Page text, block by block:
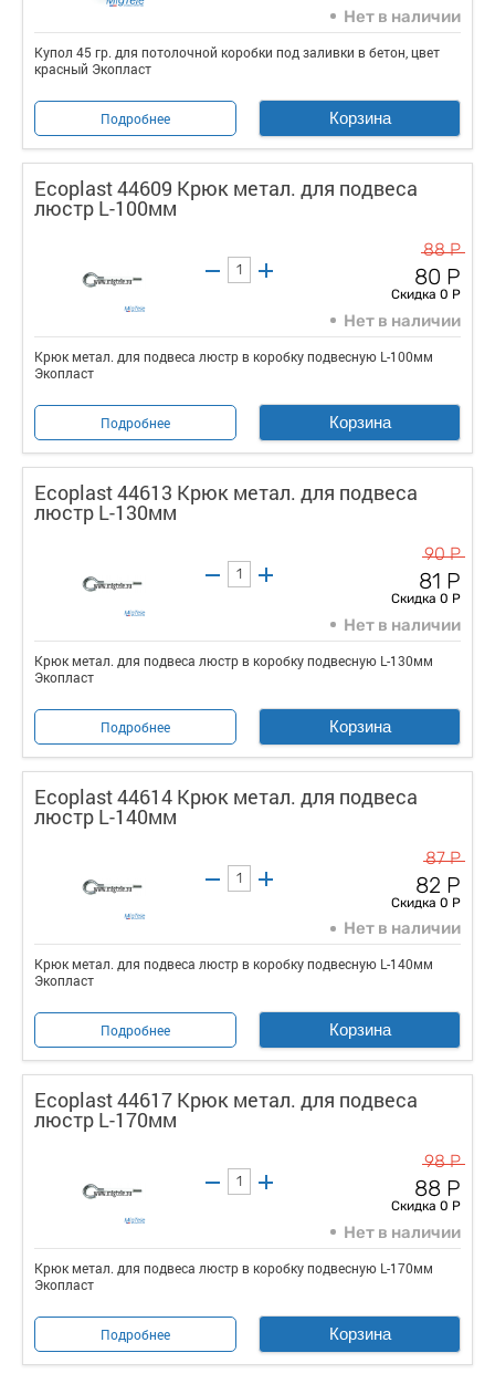
Нет в наличии
Купол 45 гр. для потолочной коробки под заливки в бетон, цвет
красный Экопласт
Подробнее Корзина
Ecoplast 44609 Крюк метал. для подвеса
люстр L-100мм
88 Р
80 Р
Скидка 0 Р
Нет в наличии
Крюк метал. для подвеса люстр в коробку подвесную L-100мм
Экопласт
Подробнее Корзина
Ecoplast 44613 Крюк метал. для подвеса
люстр L-130мм
90 Р
81 Р
Скидка 0 Р
Нет в наличии
Крюк метал. для подвеса люстр в коробку подвесную L-130мм
Экопласт
Подробнее Корзина
Ecoplast 44614 Крюк метал. для подвеса
люстр L-140мм
87 Р
82 Р
Скидка 0 Р
Нет в наличии
Крюк метал. для подвеса люстр в коробку подвесную L-140мм
Экопласт
Подробнее Корзина
Ecoplast 44617 Крюк метал. для подвеса
люстр L-170мм
98 Р
88 Р
Скидка 0 Р
Нет в наличии
Крюк метал. для подвеса люстр в коробку подвесную L-170мм
Экопласт
Подробнее Корзина